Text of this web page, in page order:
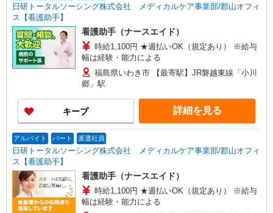
日研トータルソーシング株式会社 メディカルケア事業部/郡山オフィ
ス【看護助手】
看護助手（ナースエイド）
時給1,100円 ★週払いOK（規定あり） ※給与
幅は経験・能力による
福島県いわき市 【最寄駅】JR磐越東線「小川
郷」駅
キープ 詳細を見る
アルバイト パート 派遣社員
日研トータルソーシング株式会社 メディカルケア事業部/郡山オフィ
ス【看護助手】
看護助手（ナースエイド）
時給1,100円 ★週払いOK（規定あり） ※給与
幅は経験・能力による